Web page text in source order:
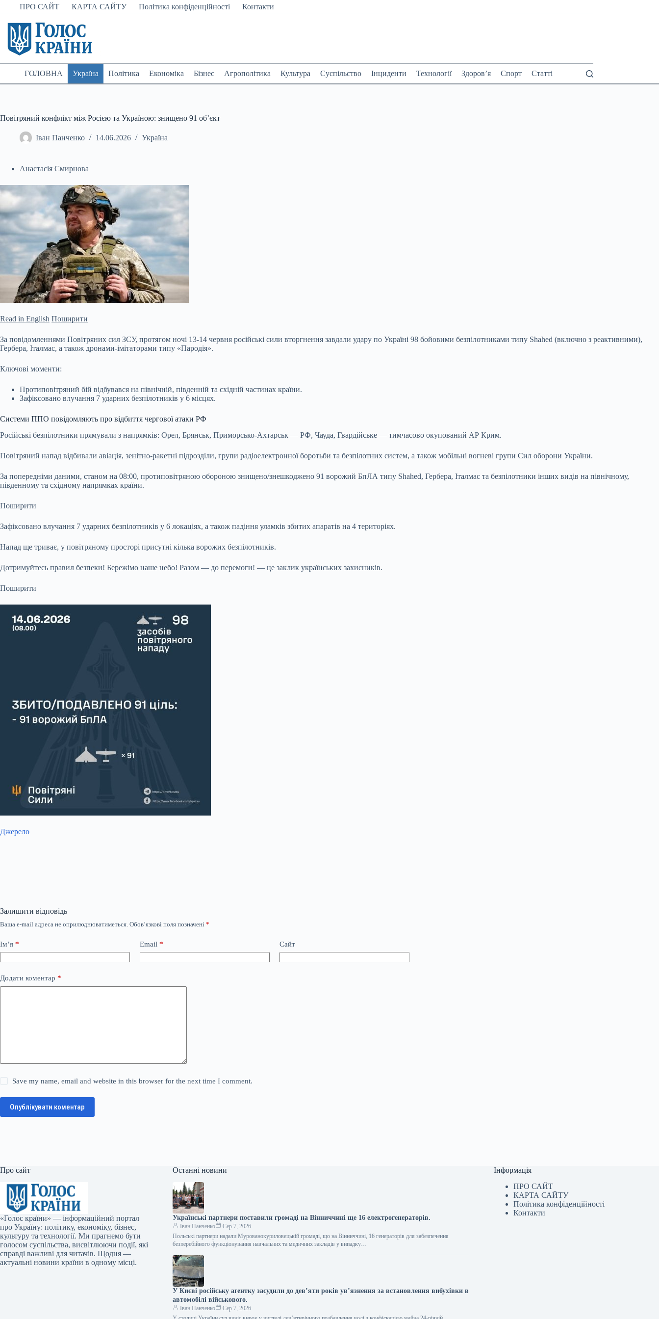
Перейти
до
вмісту
ПРО САЙТ КАРТА САЙТУ Політика конфіденційності Контакти
ГОЛОВНА Україна Політика Економіка Бізнес Агрополітика Культура Суспільство Інциденти Технології Здоров’я Спорт Статті
Повітряний конфлікт між Росією та Україною: знищено 91 об’єкт
Іван Панченко 14.06.2026 Україна
Анастасія Смирнова
Read in English Поширити
За повідомленнями Повітряних сил ЗСУ, протягом ночі 13-14 червня російські сили вторгнення завдали удару по Україні 98 бойовими безпілотниками типу Shahed (включно з реактивними),
Гербера, Італмас, а також дронами-імітаторами типу «Пародія».
Ключові моменти:
Протиповітряний бій відбувався на північній, південній та східній частинах країни.
Зафіксовано влучання 7 ударних безпілотників у 6 місцях.
Системи ППО повідомляють про відбиття чергової атаки РФ
Російські безпілотники прямували з напрямків: Орел, Брянськ, Приморсько-Ахтарськ — РФ, Чауда, Гвардійське — тимчасово окупований АР Крим.
Повітряний напад відбивали авіація, зенітно-ракетні підрозділи, групи радіоелектронної боротьби та безпілотних систем, а також мобільні вогневі групи Сил оборони України.
За попередніми даними, станом на 08:00, протиповітряною обороною знищено/знешкоджено 91 ворожий БпЛА типу Shahed, Гербера, Італмас та безпілотники інших видів на північному,
південному та східному напрямках країни.
Поширити
Зафіксовано влучання 7 ударних безпілотників у 6 локаціях, а також падіння уламків збитих апаратів на 4 територіях.
Напад ще триває, у повітряному просторі присутні кілька ворожих безпілотників.
Дотримуйтесь правил безпеки! Бережімо наше небо! Разом — до перемоги! — це заклик українських захисників.
Поширити
Джерело
Залишити відповідь
Ваша e-mail адреса не оприлюднюватиметься. Обов’язкові поля позначені *
Ім’я * Email * Сайт
Додати коментар *
Save my name, email and website in this browser for the next time I comment.
Опублікувати коментар
Про сайт
«Голос країни» — інформаційний портал
про Україну: політику, економіку, бізнес,
культуру та технології. Ми прагнемо бути
голосом суспільства, висвітлюючи події, які
справді важливі для читачів. Щодня —
актуальні новини країни в одному місці.
Останні новини
Українські партнери поставили громаді на Вінниччині ще 16 електрогенераторів.
Іван Панченко
Сер 7, 2026
Польські партнери надали Мурованокуриловецькій громаді, що на Вінниччині, 16 генераторів для забезпечення
безперебійного функціонування навчальних та медичних закладів у випадку…
У Києві російську агентку засудили до дев’яти років ув’язнення за встановлення вибухівки в
автомобілі військового.
Іван Панченко
Сер 7, 2026
Інформація
ПРО САЙТ
КАРТА САЙТУ
Політика конфіденційності
Контакти